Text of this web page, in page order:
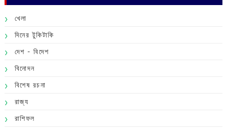
খেলা
দিনের টুকিটাকি
দেশ - বিদেশ
বিনোদন
বিশেষ রচনা
রাজ্য
রাশিফল